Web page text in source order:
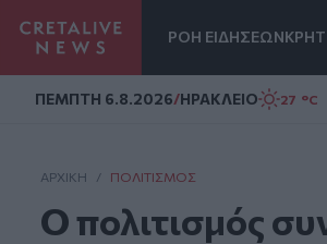
ΡΟΗ ΕΙΔΗΣΕΩΝ
ΠΕΜΠΤΗ 6.8.2026/ΗΡΑΚΛΕΙΟ 27 °C
ΑΡΧΙΚΗ / ΠΟΛΙΤΙΣΜΌΣ
Ο πολιτισμός